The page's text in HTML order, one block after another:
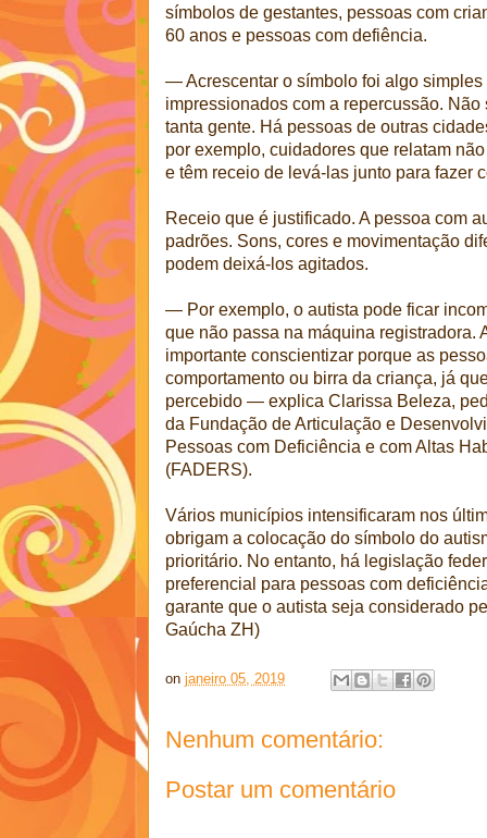
símbolos de gestantes, pessoas com
60 anos e pessoas com defiência.
— Acrescentar o símbolo foi algo simples
impressionados com a repercussão.
tanta gente. Há pessoas de outras
por exemplo, cuidadores que relatam
e têm receio de levá-las junto para fazer
Receio que é justificado. A pessoa com
padrões. Sons, cores e movimentação
podem deixá-los agitados.
— Por exemplo, o autista pode ficar
que não passa na máquina registradora.
importante conscientizar porque as
comportamento ou birra da criança, já
percebido — explica Clarissa Beleza,
da Fundação de Articulação e
Pessoas com Deficiência e com Altas
(FADERS).
Vários municípios intensificaram nos
obrigam a colocação do símbolo do
prioritário. No entanto, há legislação
preferencial para pessoas com
garante que o autista seja considerado
Gaúcha ZH)
on janeiro 05, 2019
Nenhum comentário:
Postar um comentário